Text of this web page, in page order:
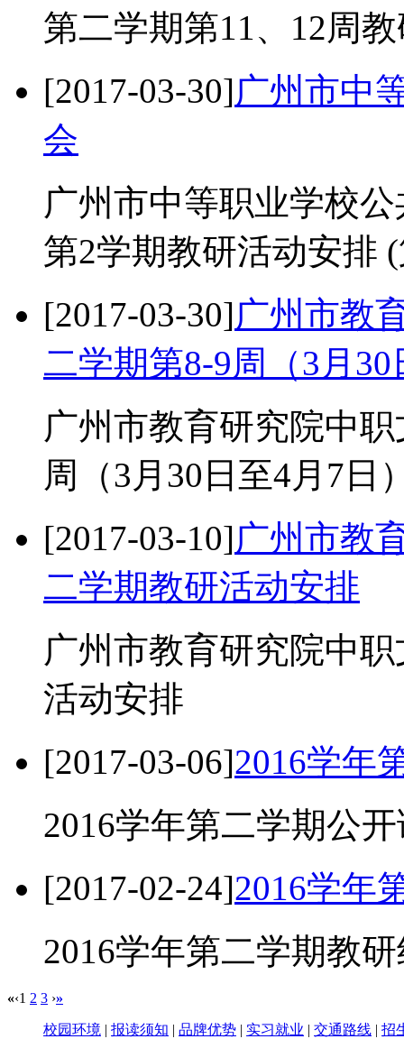
第二学期第11、12周
[2017-03-30]广州市中
会
广州市中等职业学校
第2学期教研活动安排
[2017-03-30]广州市教
二学期第8-9周（3月
广州市教育研究院中
周（3月30日至4月7日
[2017-03-10]广州市教
二学期教研活动安排
广州市教育研究院中
活动安排
[2017-03-06]2016学年
2016学年第二学期公
[2017-02-24]2016学年
2016学年第二学期教
«‹1 2 3 ›»
校园环境 | 报读须知 | 品牌优势 | 实习就业 | 交通路线 | 招